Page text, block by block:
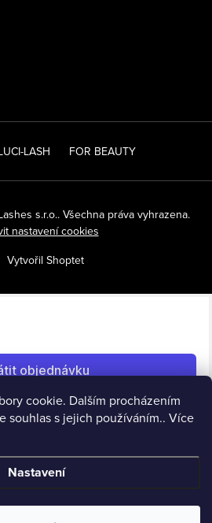
cookie. Dalším procházením
souhlas s jejich používáním.. Více
Nastavení
LASH FOR BEAUTY
Vytvořil Shoptet
s.r.o.. Všechna práva vyhrazena.
nastavení cookies